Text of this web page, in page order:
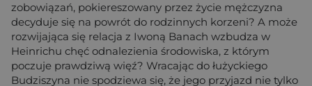
zobowiązań, pokiereszowany przez życie mężczyzna
decyduje się na powrót do rodzinnych korzeni? A może
rozwijająca się relacja z Iwoną Banach wzbudza w
Heinrichu chęć odnalezienia środowiska, z którym
poczuje prawdziwą więź? Wracając do łużyckiego
Budziszyna nie spodziewa się, że jego przyjazd nie tylko